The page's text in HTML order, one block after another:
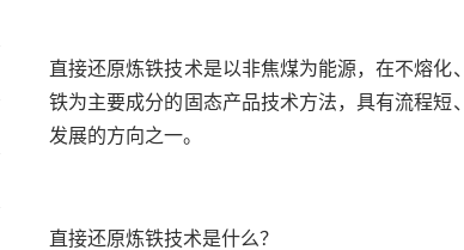
直接还原炼铁技术是以非焦煤为能源，在不熔
铁为主要成分的固态产品技术方法，具有流程
发展的方向之一。
直接还原炼铁技术是什么？